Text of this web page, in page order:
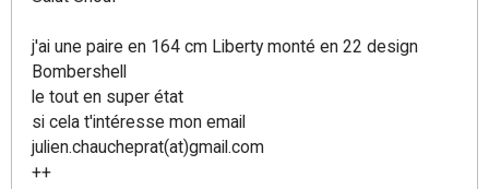
j'ai une paire en 164 cm Liberty monté en 22 design
Bombershell
le tout en super état
si cela t'intéresse mon email
julien.chaucheprat(at)gmail.com
++